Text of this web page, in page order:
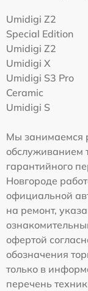
Umidigi Z2
Special Edition
Umidigi Z2
Umidigi X
Umidigi S3 Pro
Ceramic
Umidigi S
Мы занимаемся
обслуживанием
гарантийного
Новгороде
официальной
на ремонт,
офертой
обозначения
только в
перечень